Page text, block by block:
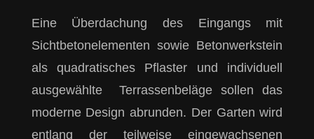
Eine Überdachung des Eingangs mit
Sichtbetonelementen sowie Betonwerkstein
als quadratisches Pflaster und individuell
ausgewählte Terrassenbeläge sollen das
moderne Design abrunden. Der Garten wird
entlang der teilweise eingewachsenen